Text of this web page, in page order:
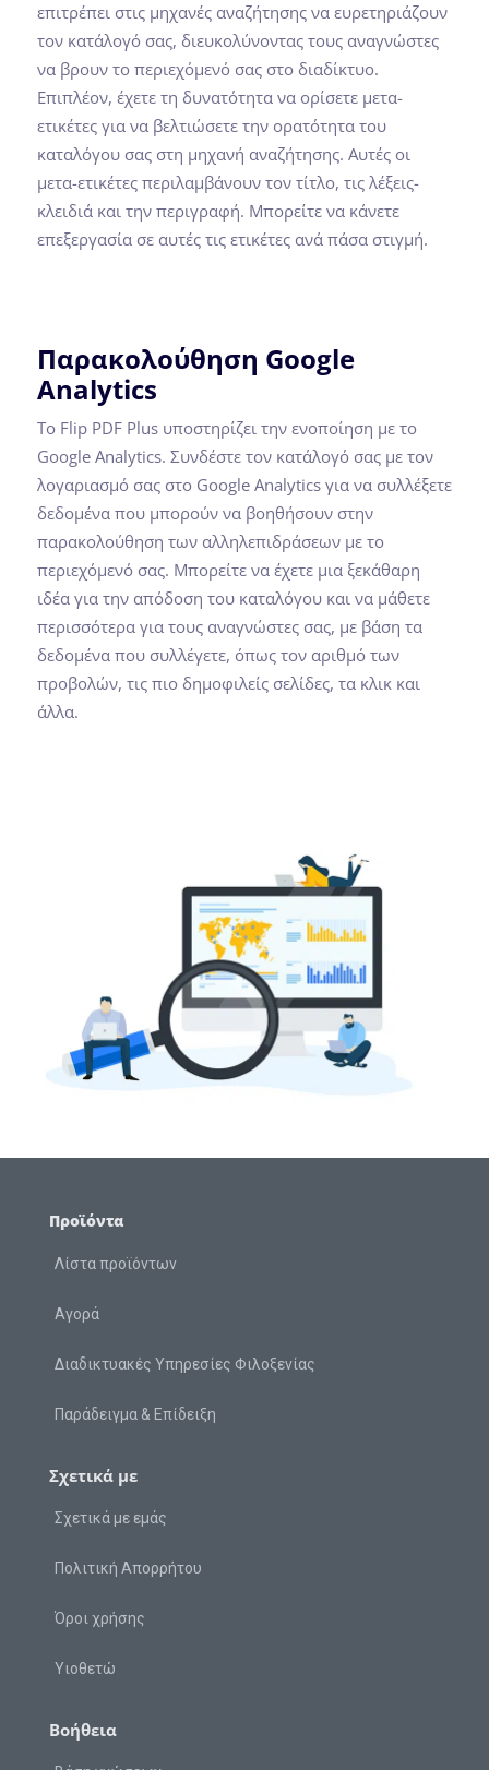
επιτρέπει στις μηχανές αναζήτησης να ευρετηριάζουν
τον κατάλογό σας, διευκολύνοντας τους αναγνώστες
να βρουν το περιεχόμενό σας στο διαδίκτυο.
Επιπλέον, έχετε τη δυνατότητα να ορίσετε μετα-
ετικέτες για να βελτιώσετε την ορατότητα του
καταλόγου σας στη μηχανή αναζήτησης. Αυτές οι
μετα-ετικέτες περιλαμβάνουν τον τίτλο, τις λέξεις-
κλειδιά και την περιγραφή. Μπορείτε να κάνετε
επεξεργασία σε αυτές τις ετικέτες ανά πάσα στιγμή.
Παρακολούθηση Google
Analytics
Το Flip PDF Plus υποστηρίζει την ενοποίηση με το
Google Analytics. Συνδέστε τον κατάλογό σας με τον
λογαριασμό σας στο Google Analytics για να συλλέξετε
δεδομένα που μπορούν να βοηθήσουν στην
παρακολούθηση των αλληλεπιδράσεων με το
περιεχόμενό σας. Μπορείτε να έχετε μια ξεκάθαρη
ιδέα για την απόδοση του καταλόγου και να μάθετε
περισσότερα για τους αναγνώστες σας, με βάση τα
δεδομένα που συλλέγετε, όπως τον αριθμό των
προβολών, τις πιο δημοφιλείς σελίδες, τα κλικ και
άλλα.
Προϊόντα
Λίστα προϊόντων
Αγορά
Διαδικτυακές Υπηρεσίες Φιλοξενίας
Παράδειγμα & Επίδειξη
Σχετικά με
Σχετικά με εμάς
Πολιτική Απορρήτου
Όροι χρήσης
Υιοθετώ
Βοήθεια